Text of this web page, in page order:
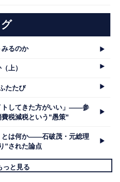
るのか
上）
たたび
トしてきた方がいい」――参
税減税という"愚策"
とは何か――石破茂・元総理
”された論点
っと見る